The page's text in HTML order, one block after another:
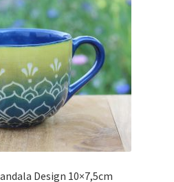
Design 10×7,5cm